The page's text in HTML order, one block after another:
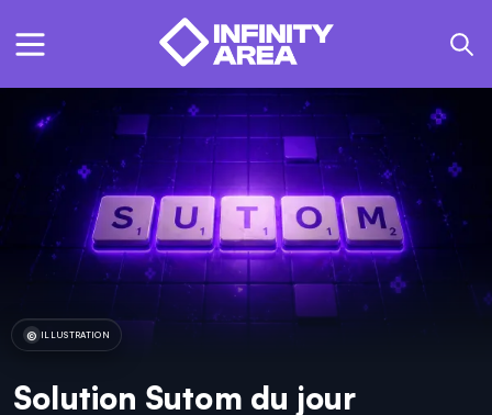
ILLUSTRATION
Solution Sutom du jour